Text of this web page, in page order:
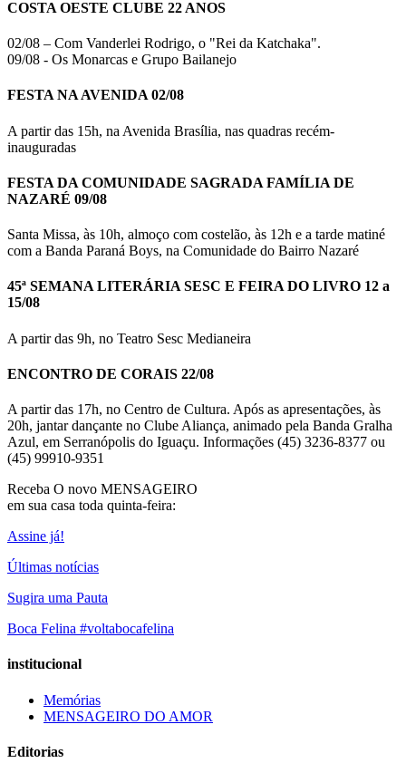
COSTA OESTE CLUBE 22 ANOS
02/08 – Com Vanderlei Rodrigo, o "Rei da Katchaka".
09/08 - Os Monarcas e Grupo Bailanejo
FESTA NA AVENIDA 02/08
A partir das 15h, na Avenida Brasília, nas quadras recém-
inauguradas
FESTA DA COMUNIDADE SAGRADA FAMÍLIA DE
NAZARÉ 09/08
Santa Missa, às 10h, almoço com costelão, às 12h e a tarde matiné
com a Banda Paraná Boys, na Comunidade do Bairro Nazaré
45ª SEMANA LITERÁRIA SESC E FEIRA DO LIVRO 12 a
15/08
A partir das 9h, no Teatro Sesc Medianeira
ENCONTRO DE CORAIS 22/08
A partir das 17h, no Centro de Cultura. Após as apresentações, às
20h, jantar dançante no Clube Aliança, animado pela Banda Gralha
Azul, em Serranópolis do Iguaçu. Informações (45) 3236-8377 ou
(45) 99910-9351
Receba O novo MENSAGEIRO
em sua casa toda quinta-feira:
Assine já!
Últimas notícias
Sugira uma Pauta
Boca Felina #voltabocafelina
institucional
Memórias
MENSAGEIRO DO AMOR
Editorias